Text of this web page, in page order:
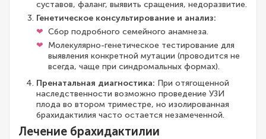
суставов, фаланг, выявить сращения, недоразвитие.
Генетическое консультирование и анализ:
Сбор подробного семейного анамнеза.
Молекулярно-генетическое тестирование для
выявления конкретной мутации (проводится не
всегда, чаще при синдромальных формах).
Пренатальная диагностика: При отягощенной
наследственности возможно проведение УЗИ
плода во втором триместре, но изолированная
брахидактилия часто остается незамеченной.
Лечение брахидактилии